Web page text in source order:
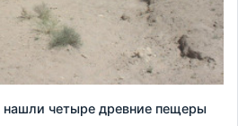
нашли четыре древние пещеры